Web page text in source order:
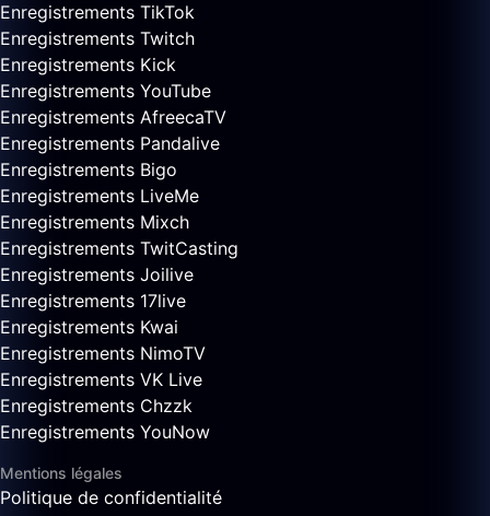
Enregistrements TikTok
Enregistrements Twitch
Enregistrements Kick
Enregistrements YouTube
Enregistrements AfreecaTV
Enregistrements Pandalive
Enregistrements Bigo
Enregistrements LiveMe
Enregistrements Mixch
Enregistrements TwitCasting
Enregistrements Joilive
Enregistrements 17live
Enregistrements Kwai
Enregistrements NimoTV
Enregistrements VK Live
Enregistrements Chzzk
Enregistrements YouNow
Mentions légales
Politique de confidentialité